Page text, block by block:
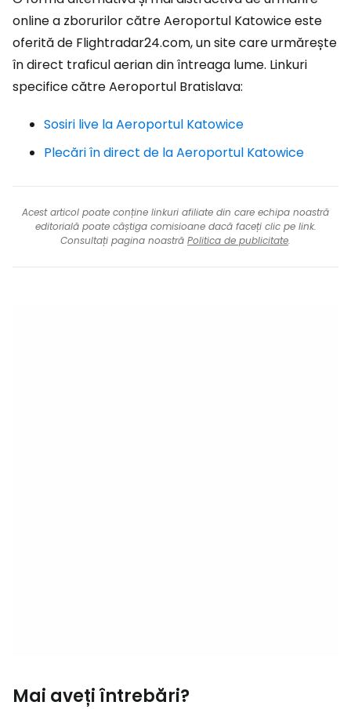
online a zborurilor către Aeroportul Katowice este
oferită de Flightradar24.com, un site care urmărește
în direct traficul aerian din întreaga lume. Linkuri
specifice către Aeroportul Bratislava:
Sosiri live la Aeroportul Katowice
Plecări în direct de la Aeroportul Katowice
Acest articol poate conține linkuri afiliate din care echipa noastră
editorială poate câștiga comisioane dacă faceți clic pe link.
Consultați pagina noastră Politica de publicitate.
Mai aveți întrebări?